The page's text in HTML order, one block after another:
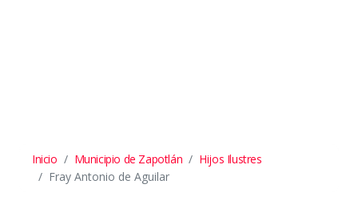
Inicio Municipio de Zapotlán
Hijos Ilustres
Fray Antonio de Aguilar